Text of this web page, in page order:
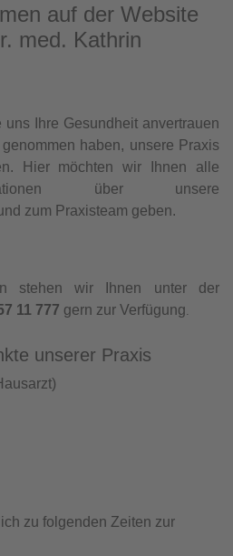
auf der Website
med. Kathrin
Ihre Gesundheit anvertrauen
haben, unsere Praxis
Hier möchten wir Ihnen alle
über unsere
zum Praxisteam geben.
stehen wir Ihnen unter der
11 777 gern zur Verfügung
unserer Praxis
zu folgenden Zeiten zur